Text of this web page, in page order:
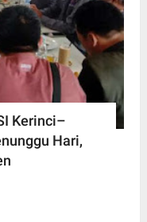
Kerinci–
Hari,